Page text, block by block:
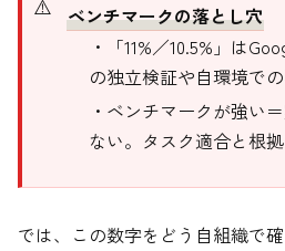
ベンチマークの落とし穴
・「11%／10.5%」は
の独立検証や自環境で
・ベンチマークが強い
ない。タスク適合と根
では、この数字をどう自組織で